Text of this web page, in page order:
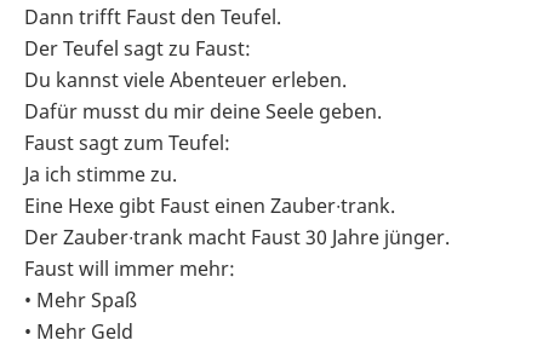
Dann trifft Faust den Teufel.
Der Teufel sagt zu Faust:
Du kannst viele Abenteuer erleben.
Dafür musst du mir deine Seele geben.
Faust sagt zum Teufel:
Ja ich stimme zu.
Eine Hexe gibt Faust einen Zauber∙trank.
Der Zauber∙trank macht Faust 30 Jahre jünger.
Faust will immer mehr:
• Mehr Spaß
• Mehr Geld